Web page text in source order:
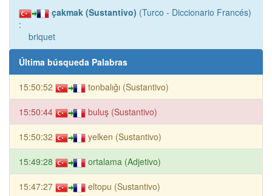
çakmak (Sustantivo) (Turco - Diccionario Francés)
:
briquet
Última búsqueda Palabras
15:50:52 tonbalığı (Sustantivo)
15:50:44 buluş (Sustantivo)
15:50:32 yelken (Sustantivo)
15:49:28 ortalama (Adjetivo)
15:47:27 eltopu (Sustantivo)